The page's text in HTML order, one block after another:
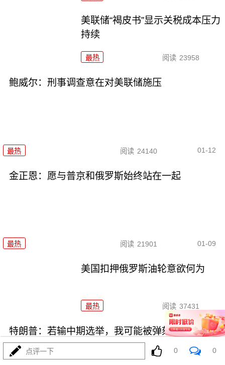
美联储“褐皮书”显示关税成本压力
持续
最热 阅读 23958
鲍威尔：刑事调查意在对美联储施压
最热 阅读 24140 01-12
金正恩：愿与普京和俄罗斯始终站在一起
最热 阅读 21901 01-09
美国扣押俄罗斯油轮意欲何为
最热 阅读 37431
特朗普：若输中期选举，我可能被弹劾
点评一下 0 0